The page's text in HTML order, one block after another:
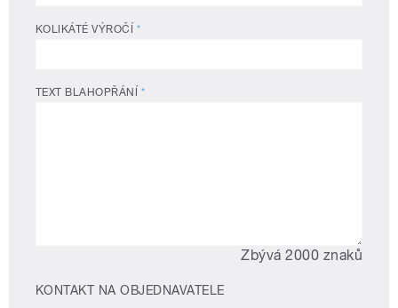
KOLIKÁTÉ VÝROČÍ *
TEXT BLAHOPŘÁNÍ *
Zbývá 2000 znaků
KONTAKT NA OBJEDNAVATELE